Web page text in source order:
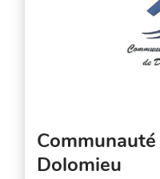
Dolomieu